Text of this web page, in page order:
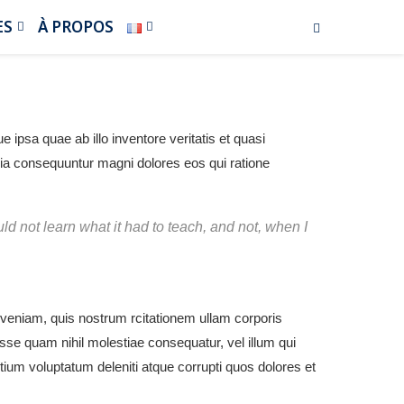
À PROPOS
ipsa quae ab illo inventore veritatis et quasi
consequuntur magni dolores eos qui ratione
not learn what it had to teach, and not, when I
quis nostrum rcitationem ullam corporis
quam nihil molestiae consequatur, vel illum qui
voluptatum deleniti atque corrupti quos dolores et